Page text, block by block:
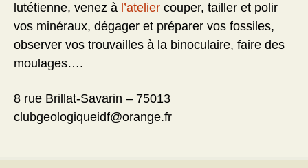
lutétienne, venez à l’atelier couper, tailler et polir
vos minéraux, dégager et préparer vos fossiles,
observer vos trouvailles à la binoculaire, faire des
moulages….
8 rue Brillat-Savarin – 75013
clubgeologiqueidf@orange.fr